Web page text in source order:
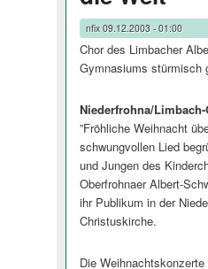
nfix09.12.2003 - 01:00
Chor des Limbacher
Gymnasiums stürmisch
Niederfrohna/
”Fröhliche Weihnacht
schwungvollen Lied
und Jungen des
Oberfrohnaer Albert-
ihr Publikum in der
Christuskirche.
Die